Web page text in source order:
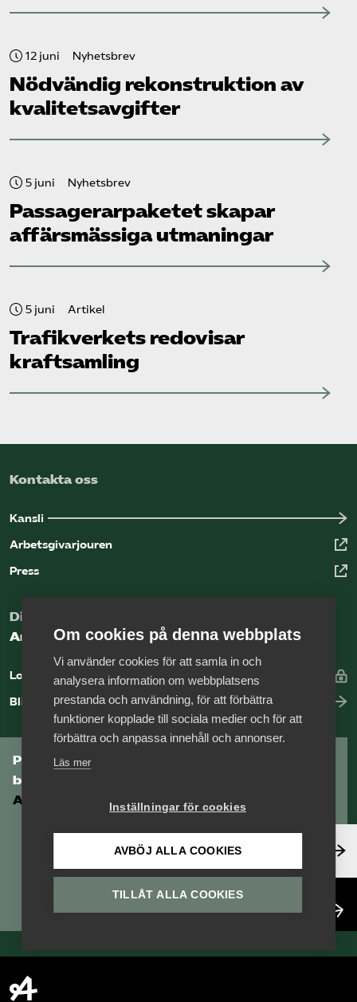
12 juni Nyhetsbrev
Nödvändig rekonstruktion av
kvalitetsavgifter
5 juni Nyhetsbrev
Passagerarpaketet skapar
affärsmässiga utmaningar
5 juni Artikel
Trafikverkets redovisar
kraftsamling
Kontakta oss
Kansli
Arbetsgivarjouren
Press
Digital kunskapsbank för arbetsgivare
Arbetsgivarguiden
Logga in
Bli medlem
Prenumerera på Tågföretagens
branschnyhetsbrev
Aktuell info direkt i din inkorg.
Anmäl dig här
Om cookies på denna webbplats
Vi använder cookies för att samla in och
analysera information om webbplatsens
prestanda och användning, för att förbättra
funktioner kopplade till sociala medier och för att
förbättra och anpassa innehåll och annonser.
Läs mer
Inställningar för cookies
AVBÖJ ALLA COOKIES
TILLÅT ALLA COOKIES